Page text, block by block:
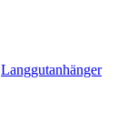
Langgutanhänger